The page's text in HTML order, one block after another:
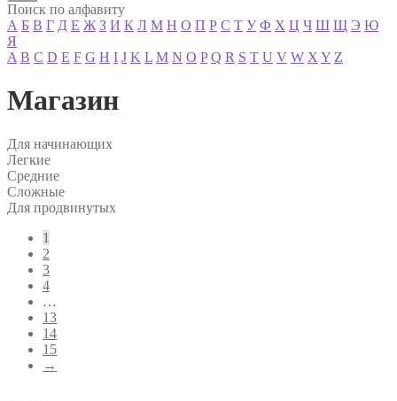
Поиск по алфавиту
А Б В Г Д Е Ж З И К Л М Н О П Р С Т У Ф Х Ц Ч Ш Щ Э Ю
Я
A B C D E F G H I J K L M N O P Q R S T U V W X Y Z
Магазин
Для начинающих
Легкие
Средние
Сложные
Для продвинутых
1
2
3
4
…
13
14
15
→